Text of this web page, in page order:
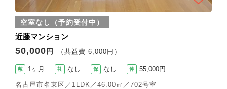
空室なし（予約受付中）
近藤マンション
50,000 円 （共益費 6,000円）
敷 1ヶ月 礼 なし 保 なし 仲 55,000円
名古屋市名東区／1LDK／46.00㎡／702号室